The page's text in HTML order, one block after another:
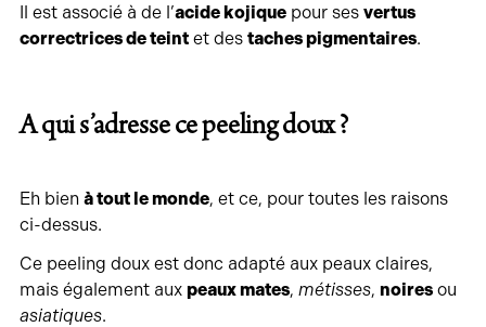
Il est associé à de l’acide kojiquepour ses vertus
correctrices de teintet des taches pigmentaires.
A qui s’adresse ce peeling doux ?
Eh bien à tout le monde, et ce, pour toutes les raisons
ci-dessus.
Ce peeling doux est donc adapté aux peaux claires,
mais également aux peaux mates, métisses, noiresou
asiatiques.